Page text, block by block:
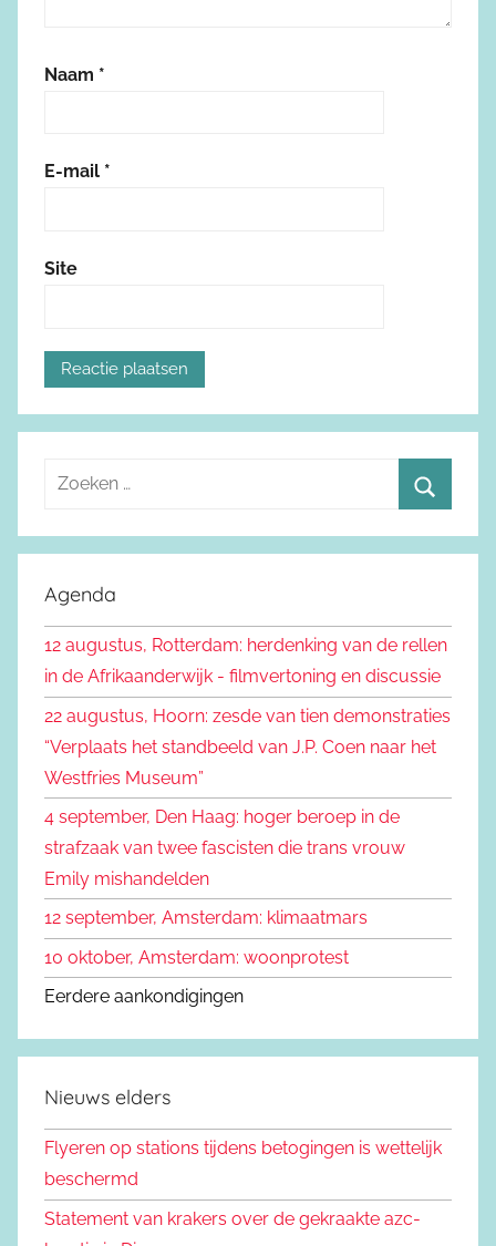
Naam *
E-mail *
Site
e
e
n
a
:
o
e
n
Agenda
12 augustus, Rotterdam: herdenking van de rellen
in de Afrikaanderwijk - filmvertoning en discussie
22 augustus, Hoorn: zesde van tien demonstraties
“Verplaats het standbeeld van J.P. Coen naar het
Westfries Museum”
4 september, Den Haag: hoger beroep in de
strafzaak van twee fascisten die trans vrouw
Emily mishandelden
12 september, Amsterdam: klimaatmars
10 oktober, Amsterdam: woonprotest
Eerdere aankondigingen
Nieuws elders
Flyeren op stations tijdens betogingen is wettelijk
beschermd
Statement van krakers over de gekraakte azc-